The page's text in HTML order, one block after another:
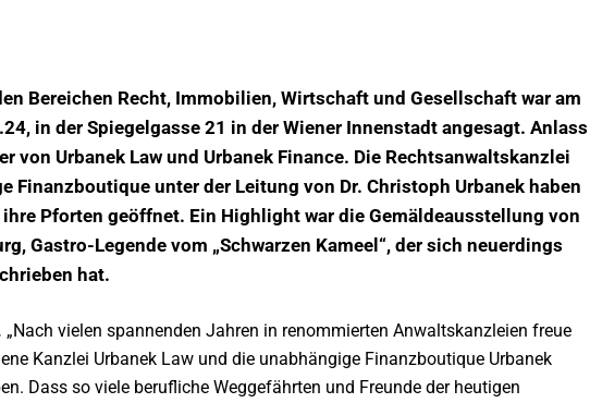
Bereichen Recht, Immobilien, Wirtschaft und Gesellschaft war am
in der Spiegelgasse 21 in der Wiener Innenstadt angesagt. Anlass
von Urbanek Law und Urbanek Finance. Die Rechtsanwaltskanzlei
Finanzboutique unter der Leitung von Dr. Christoph Urbanek haben
Pforten geöffnet. Ein Highlight war die Gemäldeausstellung von
Gastro-Legende vom „Schwarzen Kameel“, der sich neuerdings
hat.
„Nach vielen spannenden Jahren in renommierten Anwaltskanzleien freue
Kanzlei Urbanek Law und die unabhängige Finanzboutique Urbanek
Dass so viele berufliche Weggefährten und Freunde der heutigen